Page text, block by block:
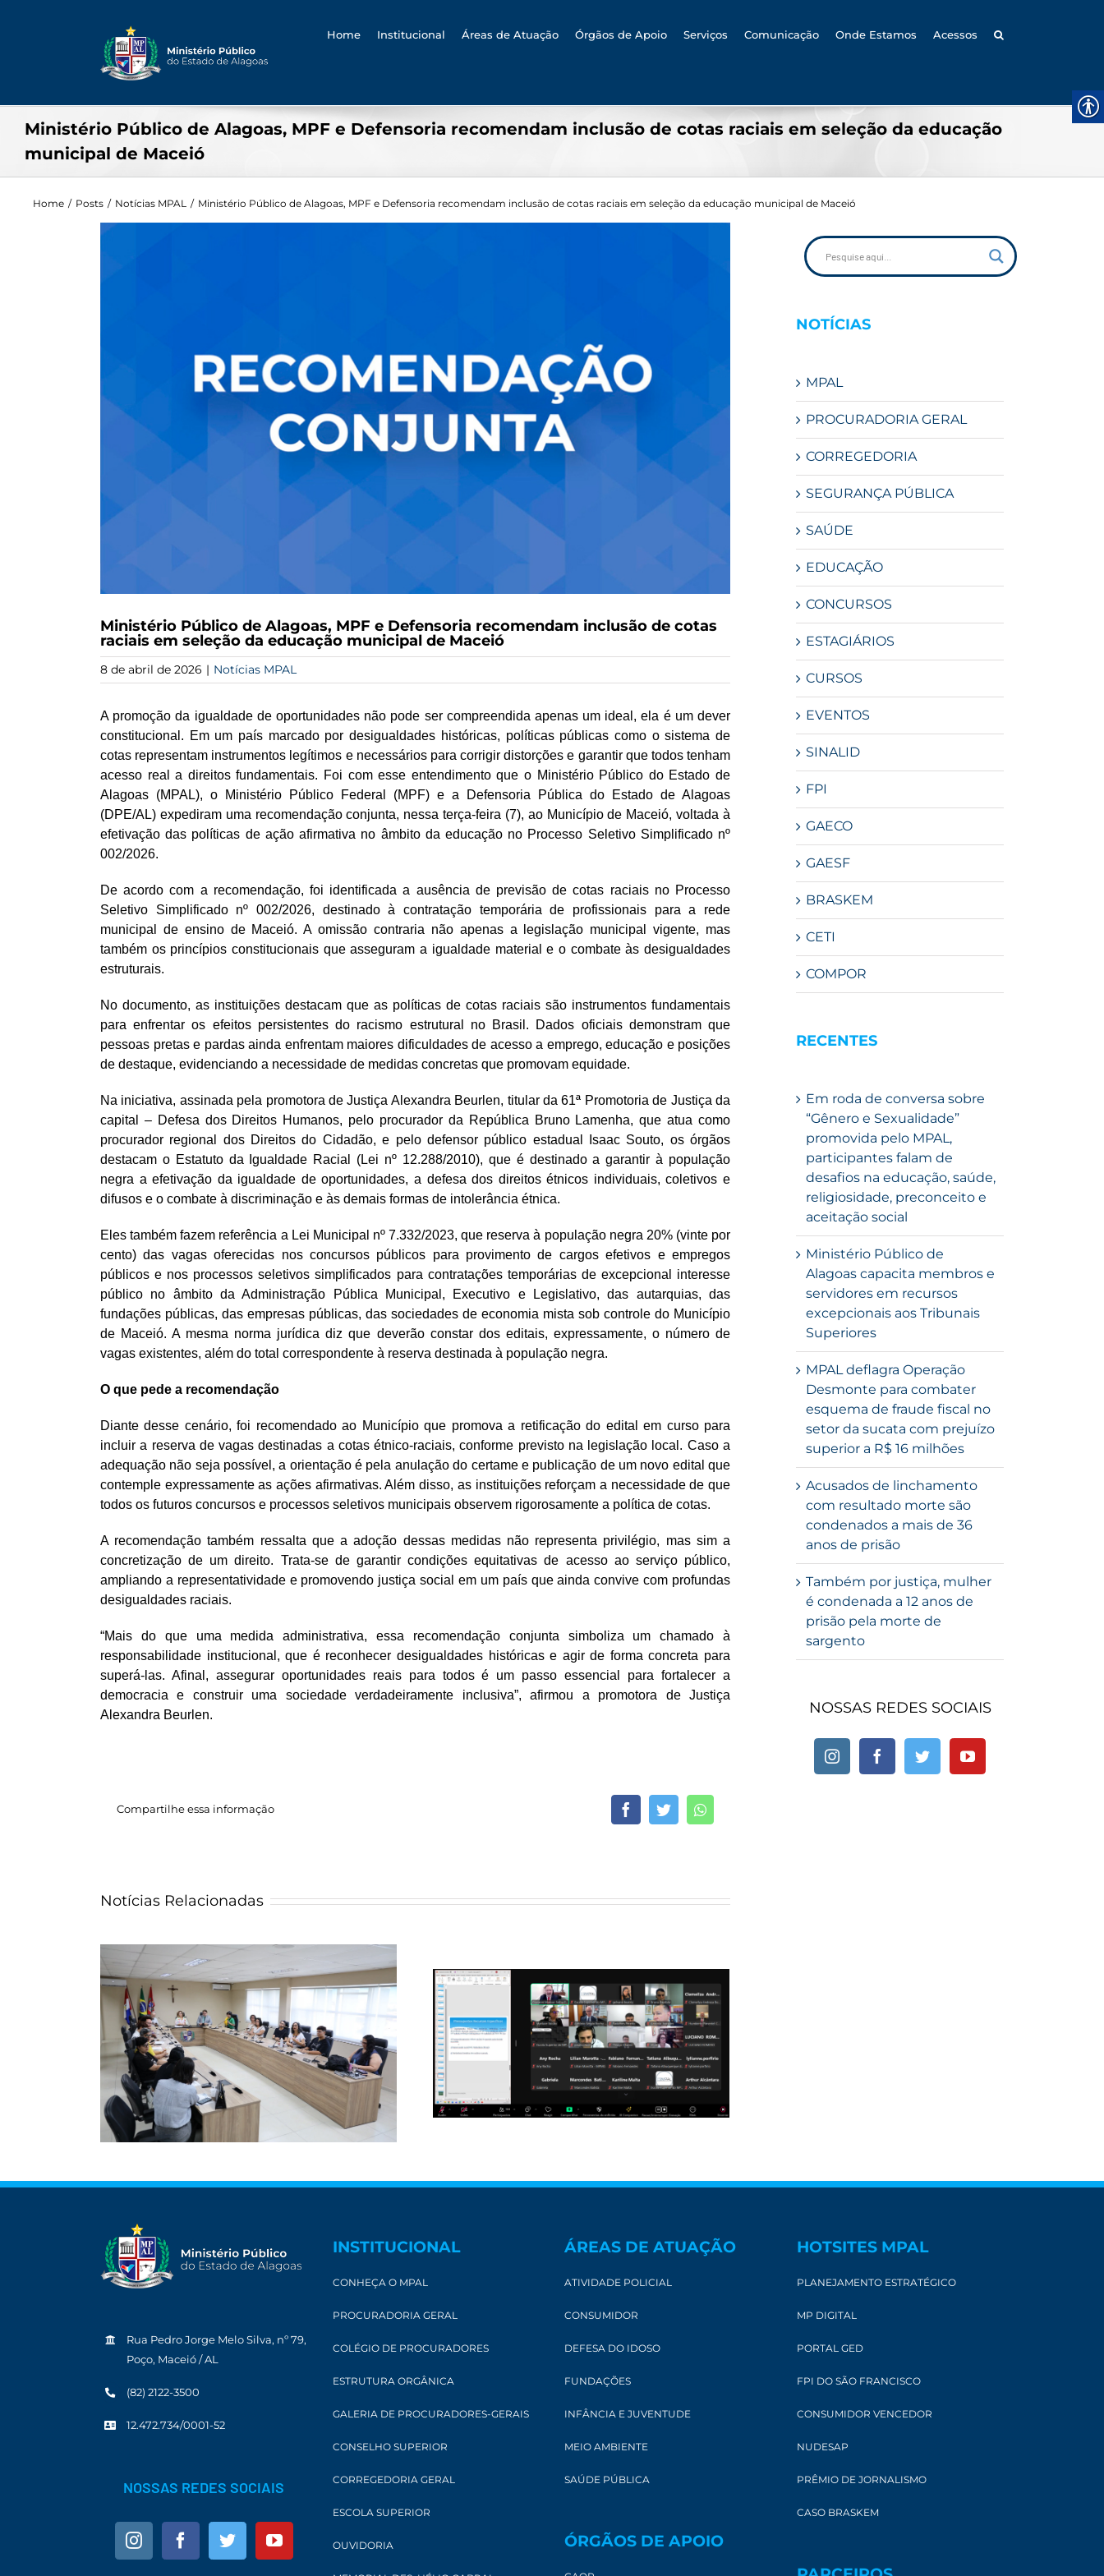
for:
Home Institucional Áreas de Atuação Órgãos de Apoio Serviços Comunicação Onde Estamos Acessos
Ministério Público de Alagoas, MPF e Defensoria recomendam inclusão de cotas raciais em seleção da educação
municipal de Maceió
Home / Posts / Notícias MPAL / Ministério Público de Alagoas, MPF e Defensoria recomendam inclusão de cotas raciais em seleção da educação municipal de Maceió
View
Larger
Ministério Público de Alagoas, MPF e Defensoria recomendam inclusão de cotas
raciais em seleção da educação municipal de Maceió
8 de abril de 2026 | Notícias MPAL
A promoção da igualdade de oportunidades não pode ser compreendida apenas um ideal, ela é um dever
constitucional. Em um país marcado por desigualdades históricas, políticas públicas como o sistema de
cotas representam instrumentos legítimos e necessários para corrigir distorções e garantir que todos tenham
acesso real a direitos fundamentais. Foi com esse entendimento que o Ministério Público do Estado de
Alagoas (MPAL), o Ministério Público Federal (MPF) e a Defensoria Pública do Estado de Alagoas
(DPE/AL) expediram uma recomendação conjunta, nessa terça-feira (7), ao Município de Maceió, voltada à
efetivação das políticas de ação afirmativa no âmbito da educação no Processo Seletivo Simplificado nº
002/2026.
De acordo com a recomendação, foi identificada a ausência de previsão de cotas raciais no Processo
Seletivo Simplificado nº 002/2026, destinado à contratação temporária de profissionais para a rede
municipal de ensino de Maceió. A omissão contraria não apenas a legislação municipal vigente, mas
também os princípios constitucionais que asseguram a igualdade material e o combate às desigualdades
estruturais.
No documento, as instituições destacam que as políticas de cotas raciais são instrumentos fundamentais
para enfrentar os efeitos persistentes do racismo estrutural no Brasil. Dados oficiais demonstram que
pessoas pretas e pardas ainda enfrentam maiores dificuldades de acesso a emprego, educação e posições
de destaque, evidenciando a necessidade de medidas concretas que promovam equidade.
Na iniciativa, assinada pela promotora de Justiça Alexandra Beurlen, titular da 61ª Promotoria de Justiça da
capital – Defesa dos Direitos Humanos, pelo procurador da República Bruno Lamenha, que atua como
procurador regional dos Direitos do Cidadão, e pelo defensor público estadual Isaac Souto, os órgãos
destacam o Estatuto da Igualdade Racial (Lei nº 12.288/2010), que é destinado a garantir à população
negra a efetivação da igualdade de oportunidades, a defesa dos direitos étnicos individuais, coletivos e
difusos e o combate à discriminação e às demais formas de intolerância étnica.
Eles também fazem referência a Lei Municipal nº 7.332/2023, que reserva à população negra 20% (vinte por
cento) das vagas oferecidas nos concursos públicos para provimento de cargos efetivos e empregos
públicos e nos processos seletivos simplificados para contratações temporárias de excepcional interesse
público no âmbito da Administração Pública Municipal, Executivo e Legislativo, das autarquias, das
fundações públicas, das empresas públicas, das sociedades de economia mista sob controle do Município
de Maceió. A mesma norma jurídica diz que deverão constar dos editais, expressamente, o número de
vagas existentes, além do total correspondente à reserva destinada à população negra.
O que pede a recomendação
Diante desse cenário, foi recomendado ao Município que promova a retificação do edital em curso para
incluir a reserva de vagas destinadas a cotas étnico-raciais, conforme previsto na legislação local. Caso a
adequação não seja possível, a orientação é pela anulação do certame e publicação de um novo edital que
contemple expressamente as ações afirmativas. Além disso, as instituições reforçam a necessidade de que
todos os futuros concursos e processos seletivos municipais observem rigorosamente a política de cotas.
A recomendação também ressalta que a adoção dessas medidas não representa privilégio, mas sim a
concretização de um direito. Trata-se de garantir condições equitativas de acesso ao serviço público,
ampliando a representatividade e promovendo justiça social em um país que ainda convive com profundas
desigualdades raciais.
“Mais do que uma medida administrativa, essa recomendação conjunta simboliza um chamado à
responsabilidade institucional, que é reconhecer desigualdades históricas e agir de forma concreta para
superá-las. Afinal, assegurar oportunidades reais para todos é um passo essencial para fortalecer a
democracia e construir uma sociedade verdadeiramente inclusiva”, afirmou a promotora de Justiça
Alexandra Beurlen.
Compartilhe essa informação FacebookTwitterWhatsapp
Notícias Relacionadas
Ministério Público de Alagoas capacita
membros e servidores em recursos
excepcionais aos Tribunais Superiores
NOTÍCIAS
MPAL
PROCURADORIA GERAL
CORREGEDORIA
SEGURANÇA PÚBLICA
SAÚDE
EDUCAÇÃO
CONCURSOS
ESTAGIÁRIOS
CURSOS
EVENTOS
SINALID
FPI
GAECO
GAESF
BRASKEM
CETI
COMPOR
RECENTES
Em roda de conversa sobre
“Gênero e Sexualidade”
promovida pelo MPAL,
participantes falam de
desafios na educação, saúde,
religiosidade, preconceito e
aceitação social
Ministério Público de
Alagoas capacita membros e
servidores em recursos
excepcionais aos Tribunais
Superiores
MPAL deflagra Operação
Desmonte para combater
esquema de fraude fiscal no
setor da sucata com prejuízo
superior a R$ 16 milhões
Acusados de linchamento
com resultado morte são
condenados a mais de 36
anos de prisão
Também por justiça, mulher
é condenada a 12 anos de
prisão pela morte de
sargento
NOSSAS REDES SOCIAIS
Rua Pedro Jorge Melo Silva, nº 79,
Poço, Maceió / AL
(82) 2122-3500
12.472.734/0001-52
NOSSAS REDES SOCIAIS
INSTITUCIONAL
CONHEÇA O MPAL
PROCURADORIA GERAL
COLÉGIO DE PROCURADORES
ESTRUTURA ORGÂNICA
GALERIA DE PROCURADORES-GERAIS
CONSELHO SUPERIOR
CORREGEDORIA GERAL
ESCOLA SUPERIOR
OUVIDORIA
ÁREAS DE ATUAÇÃO
ATIVIDADE POLICIAL
CONSUMIDOR
DEFESA DO IDOSO
FUNDAÇÕES
INFÂNCIA E JUVENTUDE
MEIO AMBIENTE
SAÚDE PÚBLICA
ÓRGÃOS DE APOIO
HOTSITES MPAL
PLANEJAMENTO ESTRATÉGICO
MP DIGITAL
PORTAL GED
FPI DO SÃO FRANCISCO
CONSUMIDOR VENCEDOR
NUDESAP
PRÊMIO DE JORNALISMO
CASO BRASKEM